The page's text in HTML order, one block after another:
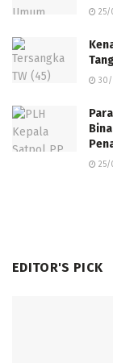
25/
30/
25/
EDITOR'S PICK